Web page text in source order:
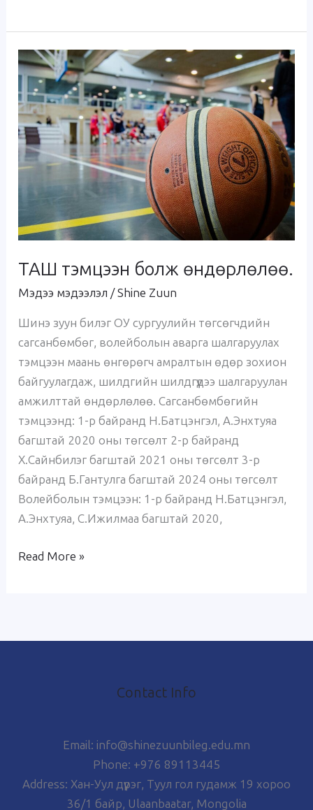
ТАШ тэмцээн болж өндөрлөлөө.
Мэдээ мэдээлэл /Shine Zuun
Шинэ зуун билэг ОУ сургуулийн төгсөгчдийн
сагсанбөмбөг, волейболын аварга шалгаруулах
тэмцээн маань өнгөрөгч амралтын өдөр зохион
байгуулагдаж, шилдгийн шилдгүүдээ шалгаруулан
амжилттай өндөрлөлөө. Сагсанбөмбөгийн
тэмцээнд: 1-р байранд Н.Батцэнгэл, А.Энхтуяа
багштай 2020 оны төгсөлт 2-р байранд
Х.Сайнбилэг багштай 2021 оны төгсөлт 3-р
байранд Б.Гантулга багштай 2024 оны төгсөлт
Волейболын тэмцээн: 1-р байранд Н.Батцэнгэл,
А.Энхтуяа, С.Ижилмаа багштай 2020,
ТАШ
тэмцээн
болж
өндөрлөлөө.
Read More »
Contact Info
Email: info@shinezuunbileg.edu.mn
Phone: +976 89113445
Address: Хан-Уул дүүрэг, Туул гол гудамж 19 хороо
36/1 байр, Ulaanbaatar, Mongolia